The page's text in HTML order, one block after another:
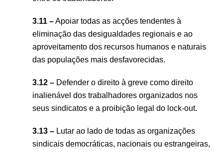
3.11 –Apoiar todas as acções tendentes à
eliminação das desigualdades regionais e ao
aproveitamento dos recursos humanos e naturais
das populações mais desfavorecidas.
3.12 – Defender o direito à greve como direito
inalienável dos trabalhadores organizados nos
seus sindicatos e a proibição legal do lock-out.
3.13 – Lutar ao lado de todas as organizações
sindicais democráticas, nacionais ou estrangeiras,